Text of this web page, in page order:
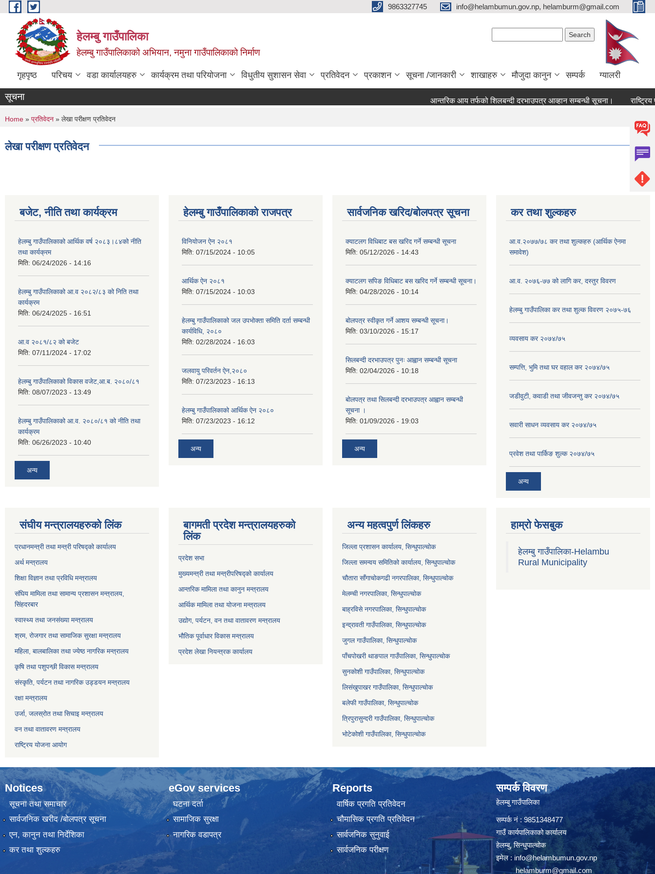
Skip to main content 9863327745 info@helambumun.gov.np, helamburm@gmail.com
हेलम्बु गाउँपालिका
हेलम्बु गाउँपालिकाको अभियान, नमुना गाउँपालिकाको निर्माण
गृहपृष्ठ परिचय वडा कार्यालयहरु कार्यक्रम तथा परियोजना विधुतीय सुशासन सेवा प्रतिवेदन प्रकाशन सूचना /जानकारी शाखाहरु मौजुदा कानुन सम्पर्क ग्यालरी
सूचना आन्तरिक आय तर्फको शिलबन्दी दरभाउपत्र आव्हान सम्बन्धी सूचना। राष्ट्रिय
You are here
Home » प्रतिवेदन » लेखा परीक्षण प्रतिवेदन
लेखा परीक्षण प्रतिवेदन
बजेट, नीति तथा कार्यक्रम
हेलम्बु गाउँपालिकाको आर्थिक वर्ष २०८३।८४को नीति
तथा कार्यक्रम
मिति: 06/24/2026 - 14:16
हेलम्बु गाउँपालिकाको आ.व २०८२/८३ को निति तथा
कार्यक्रम
मिति: 06/24/2025 - 16:51
आ.व २०८१/८२ को बजेट
मिति: 07/11/2024 - 17:02
हेलम्बु गाउँपालिकाको विकास वजेट,आ.ब. २०८०/८१
मिति: 08/07/2023 - 13:49
हेलम्बु गाउँपालिकाको आ.व. २०८०/८१ को नीति तथा
कार्यक्रम
मिति: 06/26/2023 - 10:40
अन्य
हेलम्बु गाउँपालिकाको राजपत्र
विनियोजन ऐन २०८१
मिति: 07/15/2024 - 10:05
आर्थिक ऐन २०८१
मिति: 07/15/2024 - 10:03
हेलम्बु गाउँपालिकाको जल उपभोक्ता समिति दर्ता सम्बन्धी
कार्यविधि, २०८०
मिति: 02/28/2024 - 16:03
जलवायु परिवर्तन ऐन,२०८०
मिति: 07/23/2023 - 16:13
हेलम्बु गाउँपालिकाको आर्थिक ऐन २०८०
मिति: 07/23/2023 - 16:12
अन्य
सार्वजनिक खरिद/बोलपत्र सूचना
क्याटलग विधिबाट बस खरिद गर्ने सम्बन्धी सूचना
मिति: 05/12/2026 - 14:43
क्याटलग सपिङ विधिबाट बस खरिद गर्ने सम्बन्धी सूचना।
मिति: 04/28/2026 - 10:14
बोलपत्र स्वीकृत गर्ने आशय सम्बन्धी सूचना।
मिति: 03/10/2026 - 15:17
सिलबन्दी दरभाउपत्र पुनः आह्वान सम्बन्धी सूचना
मिति: 02/04/2026 - 10:18
बोलपत्र तथा सिलबन्दी दरभाउपत्र आह्वान सम्बन्धी
सूचना ।
मिति: 01/09/2026 - 19:03
अन्य
कर तथा शुल्कहरु
आ.व.२०७७/७८ कर तथा शुल्कहरु (आर्थिक ऐनमा
समावेश)
आ.व. २०७६-७७ को लागि कर, दस्तुर विवरण
हेलम्बु गाउँपालिका कर तथा शुल्क विवरण २०७५-७६
व्यवसाय कर २०७४/७५
सम्पत्ति, भुमि तथा घर वहाल कर २०७४/७५
जडीवुटी, कवाडी तथा जीवजन्तु कर २०७४/७५
सवारी साधन व्यवसाय कर २०७४/७५
प्रवेश तथा पार्किङ शुल्क २०७४/७५
अन्य
संघीय मन्त्रालयहरुको लिंक
प्रधानमन्त्री तथा मन्त्री परिषद्को कार्यालय
अर्थ मन्त्रालय
शिक्षा विज्ञान तथा प्रविधि मन्त्रालय
संघिय मामिला तथा सामान्य प्रशासन मन्त्रालय,
सिंहदरबार
स्वास्थ्य तथा जनसंख्या मन्त्रालय
श्रम, रोजगार तथा सामाजिक सुरक्षा मन्त्रालय
महिला, बालबालिका तथा ज्येष्ठ नागरिक मन्त्रालय
कृषि तथा पशुपन्छी विकास मन्त्रालय
संस्कृति, पर्यटन तथा नागरिक उड्डयन मन्त्रालय
रक्षा मन्त्रालय
उर्जा, जलस्रोत तथा सिचाइ मन्त्रालय
वन तथा वातावरण मन्त्रालय
राष्ट्रिय योजना आयोग
बागमती प्रदेश मन्त्रालयहरुको
लिंक
प्रदेश सभा
मुख्यमन्त्री तथा मन्त्रीपरिषद्को कार्यालय
आन्तरिक मामिला तथा कानुन मन्त्रालय
आर्थिक मामिला तथा योजना मन्त्रालय
उद्योग, पर्यटन, वन तथा वातावरण मन्त्रालय
भौतिक पूर्वाधार विकास मन्त्रालय
प्रदेश लेखा नियन्त्रक कार्यालय
अन्य महत्वपुर्ण लिंकहरु
जिल्ला प्रशासन कार्यालय, सिन्धुपाल्चोक
जिल्ला समन्वय समितिको कार्यालय, सिन्धुपाल्चोक
चौतारा साँगाचोकगढी नगरपालिका, सिन्धुपाल्चोक
मेलम्ची नगरपालिका, सिन्धुपाल्चोक
बाह्रविसे नगरपालिका, सिन्धुपाल्चोक
इन्द्रावती गाउँपालिका, सिन्धुपाल्चोक
जुगल गाउँपालिका, सिन्धुपाल्चोक
पाँचपोखरी थाङपाल गाउँपालिका, सिन्धुपाल्चोक
सुनकोशी गाउँपालिका, सिन्धुपाल्चोक
लिसंखुपाखर गाउँपालिका, सिन्धुपाल्चोक
बलेफी गाउँपालिका, सिन्धुपाल्चोक
त्रिपुरासुन्दरी गाउँपालिका, सिन्धुपाल्चोक
भोटेकोशी गाउँपालिका, सिन्धुपाल्चोक
हाम्रो फेसबुक
हेलम्बु गाउँपालिका-Helambu
Rural Municipality
Notices
सूचना तथा समाचार
सार्वजनिक खरीद /बोलपत्र सूचना
एन, कानुन तथा निर्देशिका
कर तथा शुल्कहरु
eGov services
घटना दर्ता
सामाजिक सुरक्षा
नागरिक वडापत्र
Reports
वार्षिक प्रगति प्रतिवेदन
चौमासिक प्रगति प्रतिवेदन
सार्वजनिक सुनुवाई
सार्वजनिक परीक्षण
सम्पर्क विवरण
हेलम्बु गाउँपालिका
सम्पर्क नं : 9851348477
गाउँ कार्यपालिकाको कार्यालय
हेलम्बु, सिन्धुपाल्चोक
इमेल : info@helambumun.gov.np
helamburm@gmail.com